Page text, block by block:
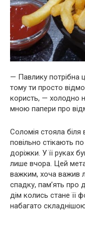
— Павлику потрібна
тому ти просто
користь, — холодно
мною папери про
Соломія стояла біля
повільно стікають
доріжки. У її руках
лише вчора. Цей
важким, хоча важив
спадку, пам’ять про
дім колись стане її
набагато